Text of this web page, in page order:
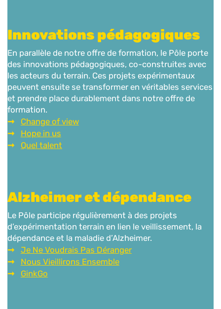
Innovations pédagogiques
En parallèle de notre offre de formation, le Pôle porte
des innovations pédagogiques, co-construites avec
les acteurs du terrain. Ces projets expérimentaux
peuvent ensuite se transformer en véritables services
et prendre place durablement dans notre offre de
formation.
Change of view
Hope in us
Quel talent
Alzheimer et dépendance
Le Pôle participe régulièrement à des projets
d’expérimentation terrain en lien le veillissement, la
dépendance et la maladie d’Alzheimer.
Je Ne Voudrais Pas Déranger
Nous Vieillirons Ensemble
GinkGo